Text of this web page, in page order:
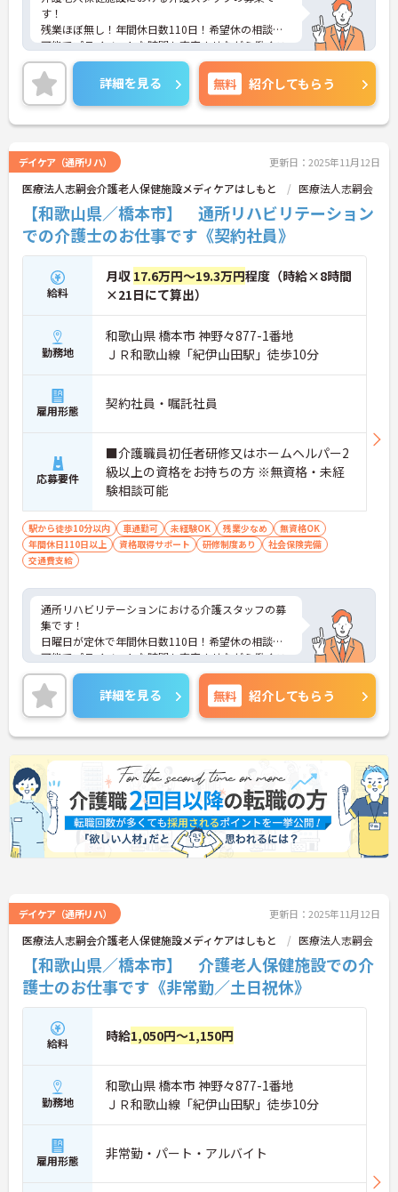
す！
残業ほぼ無し！年間休日数110日！希望休の相談も
可能でプライベートな時間も充実させながら働くこ
とが可能です！
ご興味ある方には、面接のポイントなど、さらに詳
細をお話致しますのでお気軽にご相談ください。
詳細を見る 無料 紹介してもらう
デイケア（通所リハ） 更新日：2025年11月12日
医療法人志嗣会介護老人保健施設メディケアはしもと 医療法人志嗣会
【和歌山県／橋本市】 通所リハビリテーション
での介護士のお仕事です《契約社員》
給料
月収 17.6万円～19.3万円程度（時給×8時間
×21日にて算出）
勤務地
和歌山県 橋本市 神野々877-1番地
ＪＲ和歌山線「紀伊山田駅」徒歩10分
雇用形態 契約社員・嘱託社員
応募要件
■介護職員初任者研修又はホームヘルパー2
級以上の資格をお持ちの方 ※無資格・未経
験相談可能
駅から徒歩10分以内 車通勤可 未経験OK 残業少なめ
無資格OK
年間休日110日以上
資格取得サポート 研修制度あり
社会保険完備
交通費支給
通所リハビリテーションにおける介護スタッフの募
集です！
日曜日が定休で年間休日数110日！希望休の相談も
可能でプライベートな時間も充実させながら働くこ
とが可能です！
ご興味ある方には、面接のポイントなど、さらに詳
細をお話致しますのでお気軽にご相談ください。
詳細を見る 無料 紹介してもらう
デイケア（通所リハ） 更新日：2025年11月12日
医療法人志嗣会介護老人保健施設メディケアはしもと 医療法人志嗣会
【和歌山県／橋本市】 介護老人保健施設での介
護士のお仕事です《非常勤／土日祝休》
給料 時給1,050円～1,150円
勤務地
和歌山県 橋本市 神野々877-1番地
ＪＲ和歌山線「紀伊山田駅」徒歩10分
雇用形態 非常勤・パート・アルバイト